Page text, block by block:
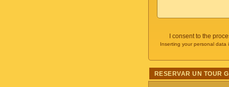
I consent to the
Inserting your personal
RESERVAR UN TOUR